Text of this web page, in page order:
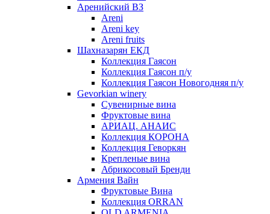
Аренийский ВЗ
Areni
Areni key
Areni fruits
Шахназарян ЕКД
Коллекция Гаясон
Коллекция Гаясон п/у
Коллекция Гаясон Новогодняя п/у
Gevorkian winery
Сувенирные вина
Фруктовые вина
АРИАЦ. АНАИС
Коллекция КОРОНА
Коллекция Геворкян
Крепленые вина
Абрикосовый Бренди
Армения Вайн
Фруктовые Вина
Коллекция ORRAN